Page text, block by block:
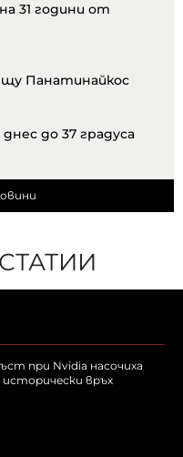
31 години от
Панатинайкос
до 37 градуса
при Nvidia насочиха
исторически връх